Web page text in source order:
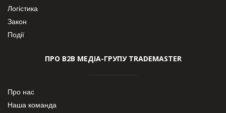
Логістика
Закон
Події
ПРО В2В МЕДІА-ГРУПУ TRADEMASTER
Про нас
Наша команда